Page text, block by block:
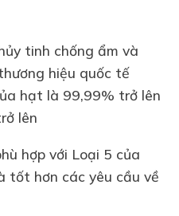
tinh chống ẩm và
hiệu quốc tế
hạt là 99,99% trở lên
lên
hợp với Loại 5 của
tốt hơn các yêu cầu về